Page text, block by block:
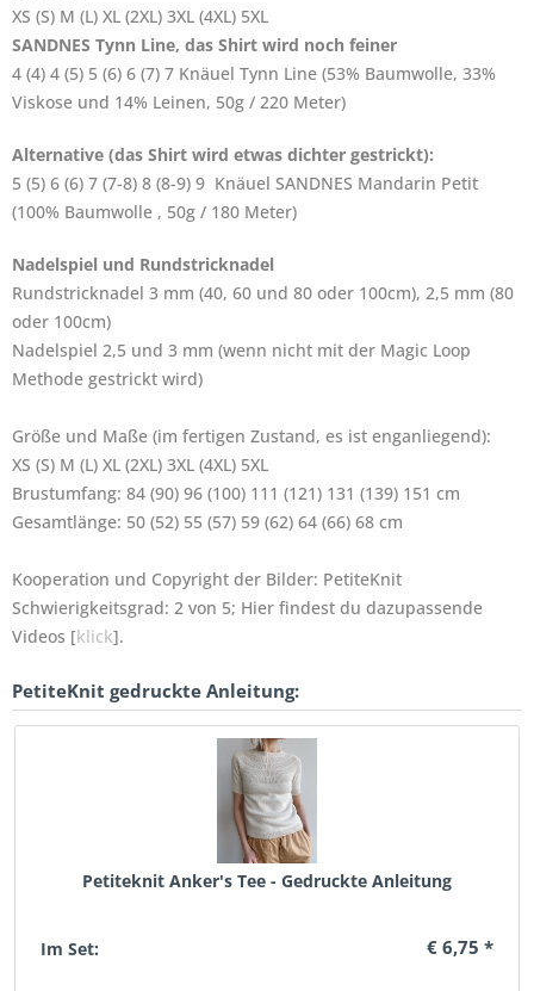
XS (S) M (L) XL (2XL) 3XL (4XL) 5XL
SANDNES Tynn Line, das Shirt wird noch feiner
4 (4) 4 (5) 5 (6) 6 (7) 7 Knäuel Tynn Line (53% Baumwolle, 33%
Viskose und 14% Leinen, 50g / 220 Meter)
Alternative (das Shirt wird etwas dichter gestrickt):
5 (5) 6 (6) 7 (7-8) 8 (8-9) 9 Knäuel SANDNES Mandarin Petit
(100% Baumwolle , 50g / 180 Meter)
Nadelspiel und Rundstricknadel
Rundstricknadel 3 mm (40, 60 und 80 oder 100cm), 2,5 mm (80
oder 100cm)
Nadelspiel 2,5 und 3 mm (wenn nicht mit der Magic Loop
Methode gestrickt wird)
Größe und Maße (im fertigen Zustand, es ist enganliegend):
XS (S) M (L) XL (2XL) 3XL (4XL) 5XL
Brustumfang: 84 (90) 96 (100) 111 (121) 131 (139) 151 cm
Gesamtlänge: 50 (52) 55 (57) 59 (62) 64 (66) 68 cm
Kooperation und Copyright der Bilder: PetiteKnit
Schwierigkeitsgrad: 2 von 5; Hier findest du dazupassende
Videos [klick].
PetiteKnit gedruckte Anleitung:
Petiteknit Anker's Tee - Gedruckte Anleitung
Im Set: € 6,75 *